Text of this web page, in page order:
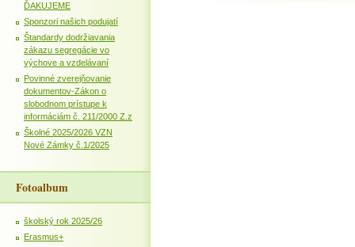
ĎAKUJEME
Sponzori našich podujatí
Štandardy dodržiavania
zákazu segregácie vo
výchove a vzdelávaní
Povinné zverejňovanie
dokumentov-Zákon o
slobodnom prístupe k
informáciám č. 211/2000 Z.z
Školné 2025/2026 VZN
Nové Zámky č.1/2025
Fotoalbum
školský rok 2025/26
Erasmus+